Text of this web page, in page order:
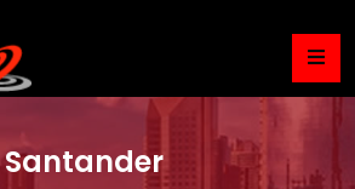
Santander